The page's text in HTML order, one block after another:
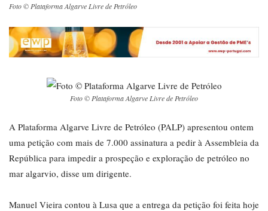
Foto © Plataforma Algarve Livre de Petróleo
Foto © Plataforma Algarve Livre de Petróleo
A Plataforma Algarve Livre de Petróleo (PALP) apresentou ontem
uma petição com mais de 7.000 assinatura a pedir à Assembleia da
República para impedir a prospeção e exploração de petróleo no
mar algarvio, disse um dirigente.
Manuel Vieira contou à Lusa que a entrega da petição foi feita hoje